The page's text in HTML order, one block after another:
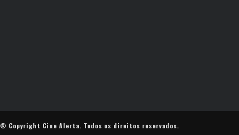
© Copyright Cine Alerta. Todos os direitos reservados.